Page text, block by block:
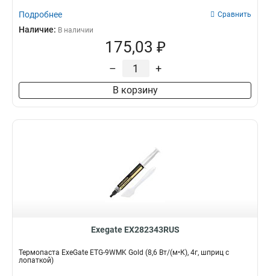
Подробнее Сравнить
Наличие: В наличии
175,03 ₽
– +
В корзину
Exegate EX282343RUS
Термопаста ExeGate ETG-9WMK Gold (8,6 Вт/(м•К), 4г, шприц с
лопаткой)